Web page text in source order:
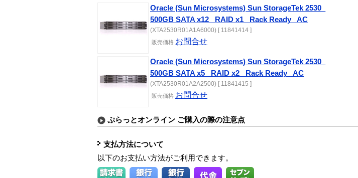
Oracle (Sun Microsystems) Sun StorageTek 2530_
500GB SATA x12_ RAID x1_ Rack Ready_ AC
(XTA2530R01A1A6000) [ 11841414 ]
販売価格 お問合せ
Oracle (Sun Microsystems) Sun StorageTek 2530_
500GB SATA x5_ RAID x2_ Rack Ready_ AC
(XTA2530R01A2A2500) [ 11841415 ]
販売価格 お問合せ
ぷらっとオンライン ご購入の際の注意点
支払方法について
以下のお支払い方法がご利用できます。